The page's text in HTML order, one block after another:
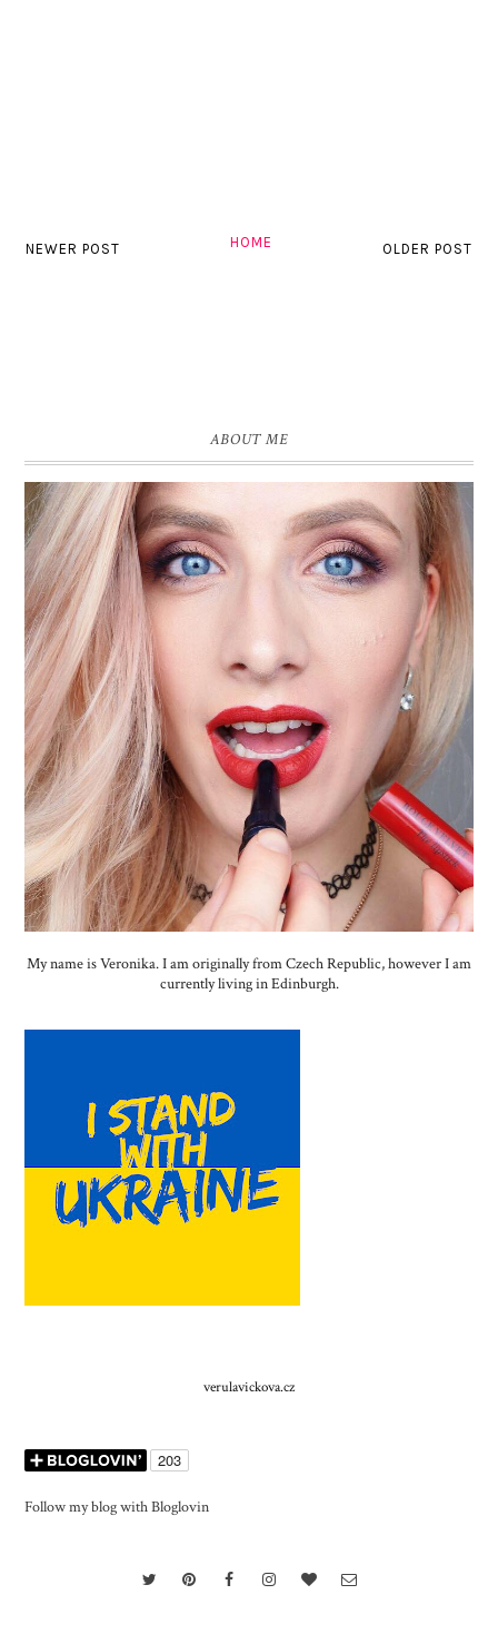
NEWER POST OLDER POST
HOME
ABOUT ME
My name is Veronika. I am originally from Czech Republic, however I am
currently living in Edinburgh.
verulavickova.cz
Follow my blog with Bloglovin